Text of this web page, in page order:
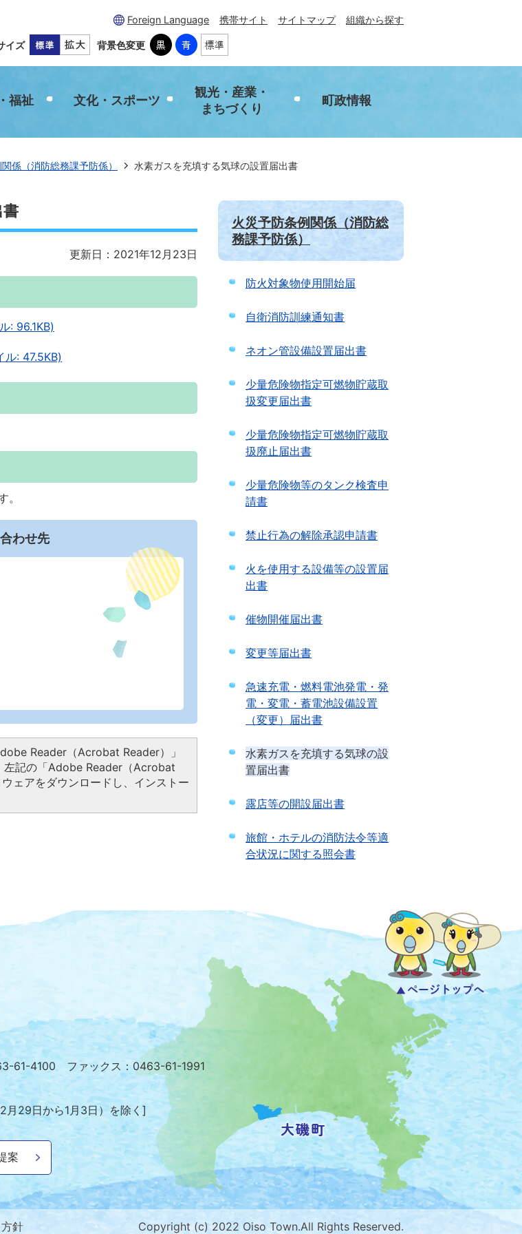
Foreign Language 携帯サイト サイトマップ 組織から探す
イズ 背景色変更
福祉 文化・スポーツ
観光・産業・
まちづくり
町政情報
係（消防総務課予防係） 水素ガスを充填する気球の設置届出書
更新日：2021年12月23日
: 96.1KB)
ル: 47.5KB)
わせ先
Reader（Acrobat Reader）」
左記の「Adobe Reader（Acrobat
ェアをダウンロードし、インストー
火災予防条例関係（消防総
務課予防係）
防火対象物使用開始届
自衛消防訓練通知書
ネオン管設備設置届出書
少量危険物指定可燃物貯蔵取
扱変更届出書
少量危険物指定可燃物貯蔵取
扱廃止届出書
少量危険物等のタンク検査申
請書
禁止行為の解除承認申請書
火を使用する設備等の設置届
出書
催物開催届出書
変更等届出書
急速充電・燃料電池発電・発
電・変電・蓄電池設備設置
（変更）届出書
水素ガスを充填する気球の設
置届出書
露店等の開設届出書
旅館・ホテルの消防法令等適
合状況に関する照会書
位
置
を
記
し
地
図。
奈
川
県
の
南
61-4100 ファックス：0463-61-1991
月29日から1月3日）を除く]
案
針 Copyright (c) 2022 Oiso Town.All Rights Reserved.